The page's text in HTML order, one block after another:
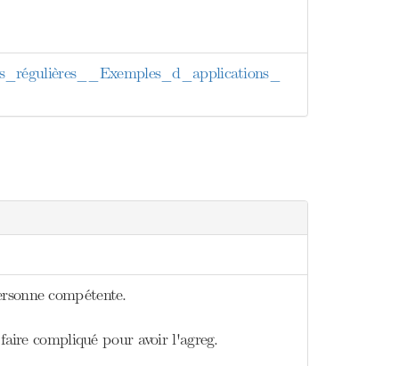
compétente.
compliqué pour avoir l'agreg.